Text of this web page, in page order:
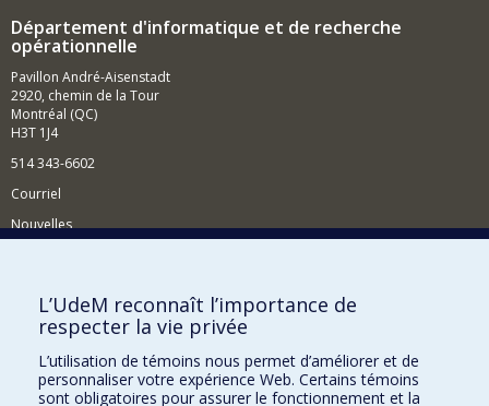
Département d'informatique et de recherche
opérationnelle
Pavillon André-Aisenstadt
2920, chemin de la Tour
Montréal (QC)
H3T 1J4
514 343-6602
Courriel
Nouvelles
Comment soutenir le Département?
BESOIN D'AIDE?
Plan du site
Signaler une erreur
L’UdeM reconnaît l’importance de
respecter la vie privée
L’utilisation de témoins nous permet d’améliorer et de
personnaliser votre expérience Web. Certains témoins
sont obligatoires pour assurer le fonctionnement et la